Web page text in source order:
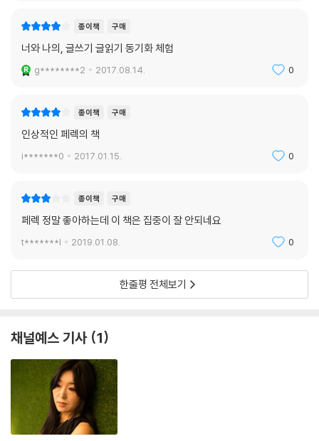
최면과 불가능한 말걸기가 오가는 종잡을 수 없는 중얼거림은, 한 개인의
삶을 골방에서부터 꺼집어내어 “익명의 지배자”가 아닌 한 인간으로서,
단독자로서, 이 광장의 빗속에서 공포와 기다림으로 혼자의 운명에 맞서게
수없는 패러디와 끊길 듯 말 듯 이어지는 문장
이 소설에서도 역시 페렉의 후기작에 나타나게 될 특징들이 고스란히 묻어
보를 예감하게 하는 맹아가 깃들어 있다. 수없는 작가-작품의 패러디, 인
용과 다시 쓰기 등 언어의 단순 조합을 통한 새로운 말의 창조 가능성을 일
찌감치 페렉은 포착하고 있었던 것이다. 그리하여 내적 고백을 특징으로
이 양자를 버무려 의식의 다양한 층위를 포착해낼 수 있는 이인칭 화법을
구사함으로써 주인공이 취한 세계관인 ‘무관심’을 하나의 사건처럼 다룬
또한 페렉에게 중요한 것은 ‘기억하기’이다. 그는 나치의 가스실에서 죽은
않았으며, 하루하루 망각의 잠과 세월의 더께로부터 빠져나오기 위해 “나
는 기억한다”를 자신의 글쓰기 형식으로 승화시킨 작가다. 즉 망각에 대한
저항으로서의 기억하기, 차이를 겨냥한 수없는 작가들의 잊힌 문장들의 귀
환이다. 페렉 스스로도 카프카의 일기와 허먼 멜빌의 ‘바틀비’에 영향받아
종이책 구매
너와 나의, 글쓰기 글읽기 동기화 체험
g********2 2017.08.14. 0
종이책 구매
인상적인 페렉의 책
i*******0 2017.01.15. 0
종이책 구매
페렉 정말 좋아하는데 이 책은 집중이 잘 안되네요
t*******l 2019.01.08. 0
한줄평 전체보기
채널예스 기사 1